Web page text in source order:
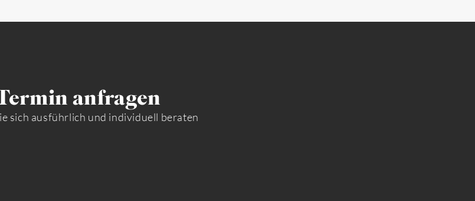
anfragen
sich ausführlich und individuell beraten